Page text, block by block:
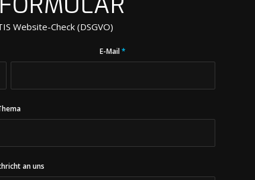
Website-Check (DSGVO)
E-Mail*
an uns